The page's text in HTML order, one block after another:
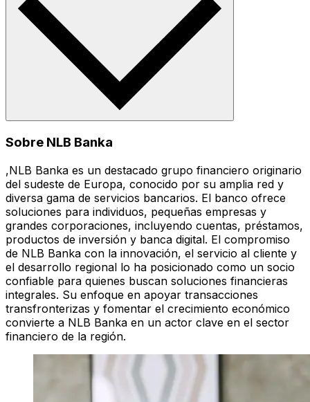
Sobre NLB Banka
,NLB Banka es un destacado grupo financiero originario
del sudeste de Europa, conocido por su amplia red y
diversa gama de servicios bancarios. El banco ofrece
soluciones para individuos, pequeñas empresas y
grandes corporaciones, incluyendo cuentas, préstamos,
productos de inversión y banca digital. El compromiso
de NLB Banka con la innovación, el servicio al cliente y
el desarrollo regional lo ha posicionado como un socio
confiable para quienes buscan soluciones financieras
integrales. Su enfoque en apoyar transacciones
transfronterizas y fomentar el crecimiento económico
convierte a NLB Banka en un actor clave en el sector
financiero de la región.